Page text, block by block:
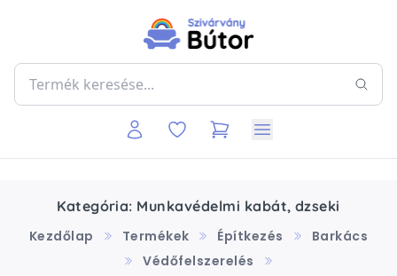
Kategória: Munkavédelmi kabát, dzseki
Kezdőlap
Termékek Építkezés
Barkács
Védőfelszerelés